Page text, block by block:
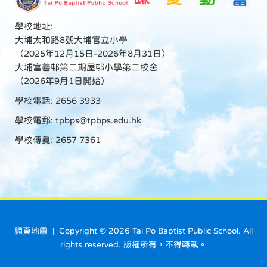
學校地址:
大埔太和路8號大埔官立小學
（2025年12月15日-2026年8月31日）
大埔富善邨第二期屋邨小學第二校舍
（2026年9月1日開始）
學校電話: 2656 3933
學校電郵: tpbps@tpbps.edu.hk
學校傳真: 2657 7361
網頁地圖 | Copyright © 2026 Tai Po Baptist Public School. All
rights reserved. 版權所有，不得轉載。